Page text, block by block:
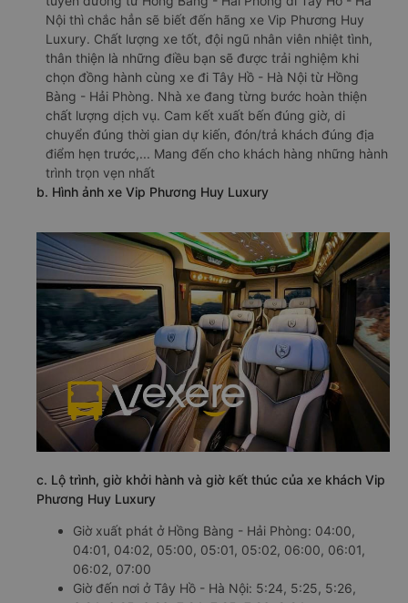
Nội thì chắc hẳn sẽ biết đến hãng xe Vip Phương Huy
Luxury. Chất lượng xe tốt, đội ngũ nhân viên nhiệt tình,
thân thiện là những điều bạn sẽ được trải nghiệm khi
chọn đồng hành cùng xe đi Tây Hồ - Hà Nội từ Hồng
Bàng - Hải Phòng. Nhà xe đang từng bước hoàn thiện
chất lượng dịch vụ. Cam kết xuất bến đúng giờ, di
chuyển đúng thời gian dự kiến, đón/trả khách đúng địa
điểm hẹn trước,... Mang đến cho khách hàng những hành
trình trọn vẹn nhất
b. Hình ảnh xe Vip Phương Huy Luxury
c. Lộ trình, giờ khởi hành và giờ kết thúc của xe khách Vip
Phương Huy Luxury
Giờ xuất phát ở Hồng Bàng - Hải Phòng: 04:00,
04:01, 04:02, 05:00, 05:01, 05:02, 06:00, 06:01,
06:02, 07:00
Giờ đến nơi ở Tây Hồ - Hà Nội: 5:24, 5:25, 5:26,